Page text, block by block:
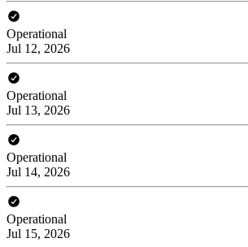
Operational
Jul 12, 2026
Operational
Jul 13, 2026
Operational
Jul 14, 2026
Operational
Jul 15, 2026